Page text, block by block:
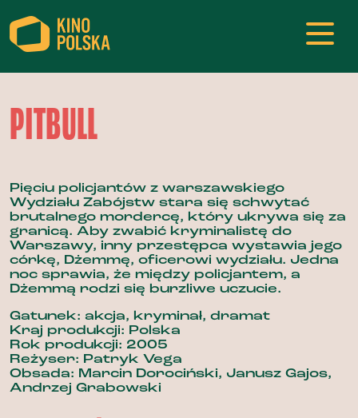
PITBULL
Pięciu policjantów z warszawskiego
Wydziału Zabójstw stara się schwytać
brutalnego mordercę, który ukrywa się za
granicą. Aby zwabić kryminalistę do
Warszawy, inny przestępca wystawia jego
córkę, Dżemmę, oficerowi wydziału. Jedna
noc sprawia, że między policjantem, a
Dżemmą rodzi się burzliwe uczucie.
Gatunek: akcja, kryminał, dramat
Kraj produkcji: Polska
Rok produkcji: 2005
Reżyser: Patryk Vega
Obsada: Marcin Dorociński, Janusz Gajos,
Andrzej Grabowski